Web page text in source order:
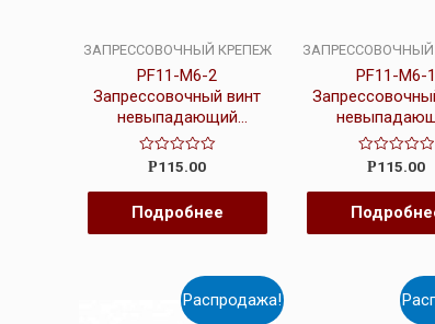
ЗАПРЕССОВОЧНЫЙ КРЕПЕЖ
PF11-M6-2
Запрессовочный винт
невыпадающий
подпружиненный
Оценка
из
5
Р115.00
Подробнее
ЗАПРЕССОВОЧНЫЙ
PF11-M6-1
Оценка
из
5
Р115.00
Распродажа!